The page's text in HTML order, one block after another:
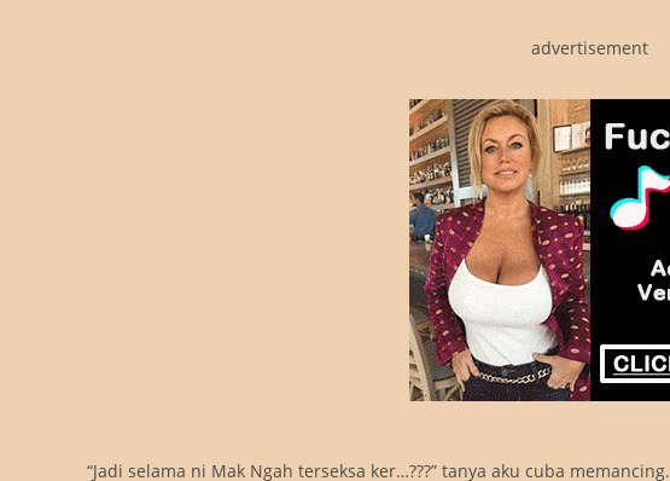
advertisement
“Jadi selama ni Mak Ngah terseksa ker…???” tanya aku cuba memancing.